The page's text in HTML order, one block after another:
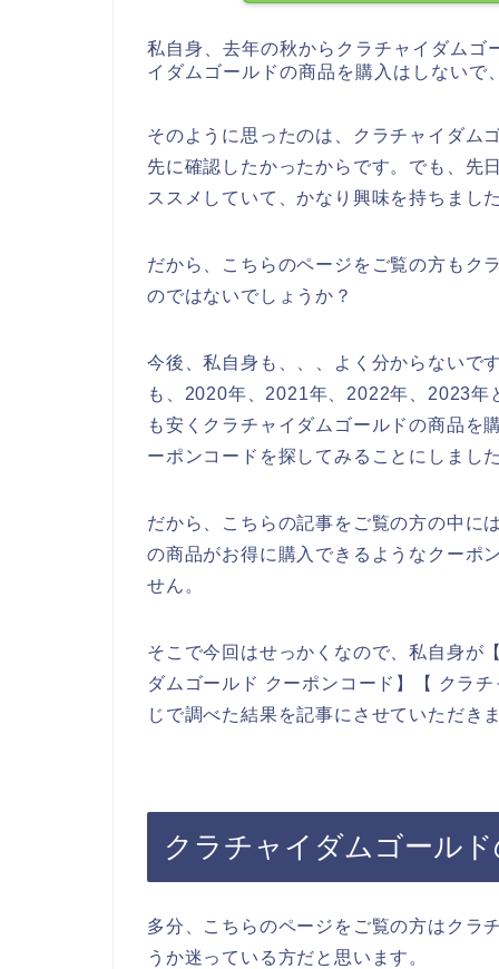
私自身、去年の秋からクラチャイダム
イダムゴールドの商品を購入はしない
そのように思ったのは、クラチャイダム
先に確認したかったからです。でも、先
ススメしていて、かなり興味を持ちまし
だから、こちらのページをご覧の方もク
のではないでしょうか？
今後、私自身も、、、よく分からないで
も、2020年、2021年、2022年、2023年
も安くクラチャイダムゴールドの商品を
ーポンコードを探してみることにしまし
だから、こちらの記事をご覧の方の中に
の商品がお得に購入できるようなクーポ
せん。
そこで今回はせっかくなので、私自身が
ダムゴールド クーポンコード】【 クラ
じで調べた結果を記事にさせていただき
クラチャイダムゴール
多分、こちらのページをご覧の方はクラ
うか迷っている方だと思います。